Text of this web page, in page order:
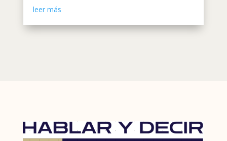
leer más